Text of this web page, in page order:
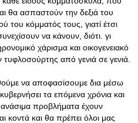
θα ασπαστούν την δεξιά του
του κόμματός τους, γιατί έτσι
να κάνουν, διότι. γι
χάρισμα και οικογενειακό
από γενιά σε γενιά.
να αποφασίσουμε δια μέσω
τα επόμενα χρόνια και
προβλήματα έχουν
κοντά και θα πρέπει όλοι μας